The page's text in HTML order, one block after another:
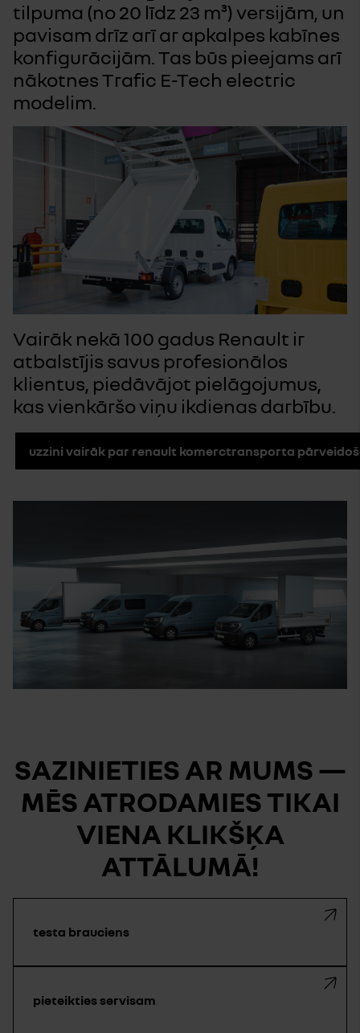
tilpuma (no 20 līdz 23 m³) versijām, un
pavisam drīz arī ar apkalpes kabīnes
konfigurācijām. Tas būs pieejams arī
nākotnes Trafic E-Tech electric
modelim.
Vairāk nekā 100 gadus Renault ir
atbalstījis savus profesionālos
klientus, piedāvājot pielāgojumus,
kas vienkāršo viņu ikdienas darbību.
uzzini vairāk par renault komerctransporta
SAZINIETIES AR MUMS —
MĒS ATRODAMIES TIKAI
VIENA KLIKŠĶA
ATTĀLUMĀ!
testa brauciens
pieteikties servisam